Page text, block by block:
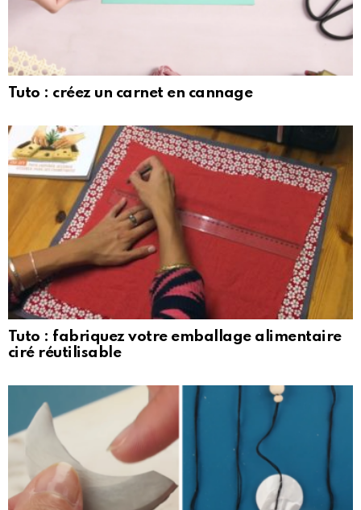
Tuto : créez un carnet en cannage
Tuto : fabriquez votre emballage alimentaire
ciré réutilisable